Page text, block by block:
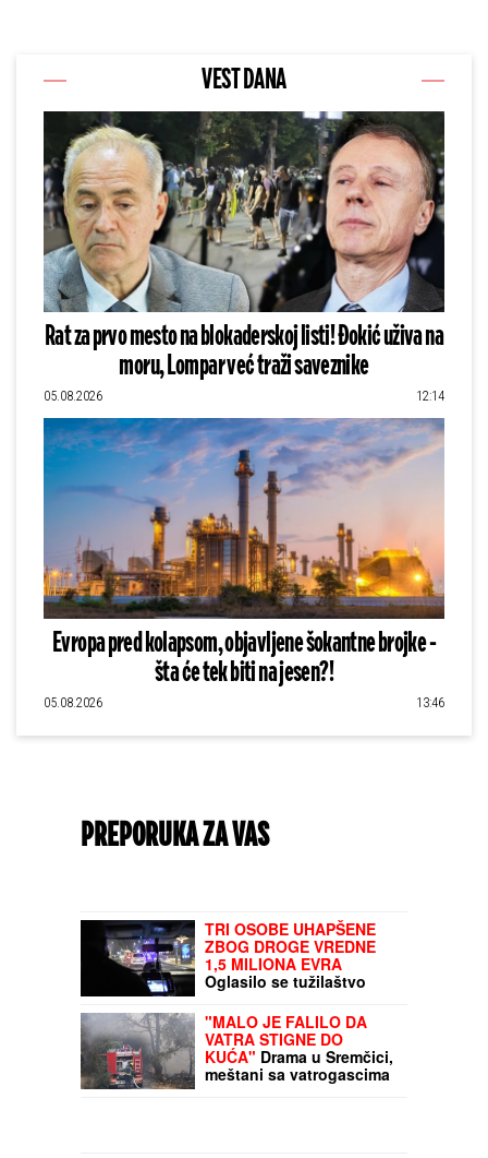
VEST DANA
Rat za prvo mesto na blokaderskoj listi! Đokić uživa na
moru, Lompar već traži saveznike
05.08.2026 12:14
Evropa pred kolapsom, objavljene šokantne brojke -
šta će tek biti na jesen?!
05.08.2026 13:46
PREPORUKA ZA VAS
TRI OSOBE UHAPŠENE
ZBOG DROGE VREDNE
1,5 MILIONA EVRA
Oglasilo se tužilaštvo
Kokain i marihuanu krili
OVDE
"MALO JE FALILO DA
VATRA STIGNE DO
KUĆA" Drama u Sremčici,
meštani sa vatrogascima